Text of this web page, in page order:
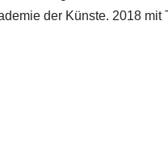
der Künste. 2018